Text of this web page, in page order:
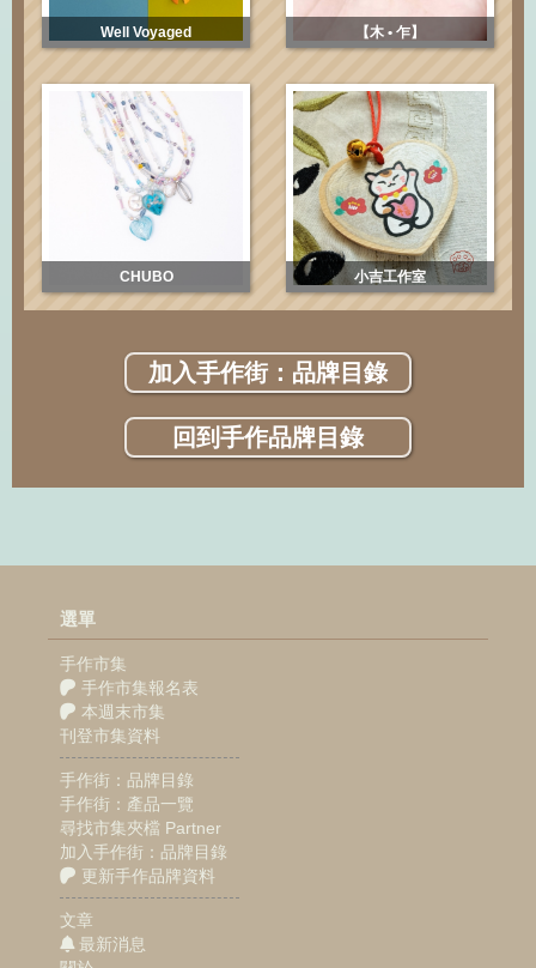
Well Voyaged 【木 • 乍】
CHUBO 小吉工作室
加入手作街：品牌目錄
回到手作品牌目錄
選單
手作市集
手作市集報名表
本週末市集
刊登市集資料
手作街：品牌目錄
手作街：產品一覽
尋找市集夾檔 Partner
加入手作街：品牌目錄
更新手作品牌資料
文章
最新消息